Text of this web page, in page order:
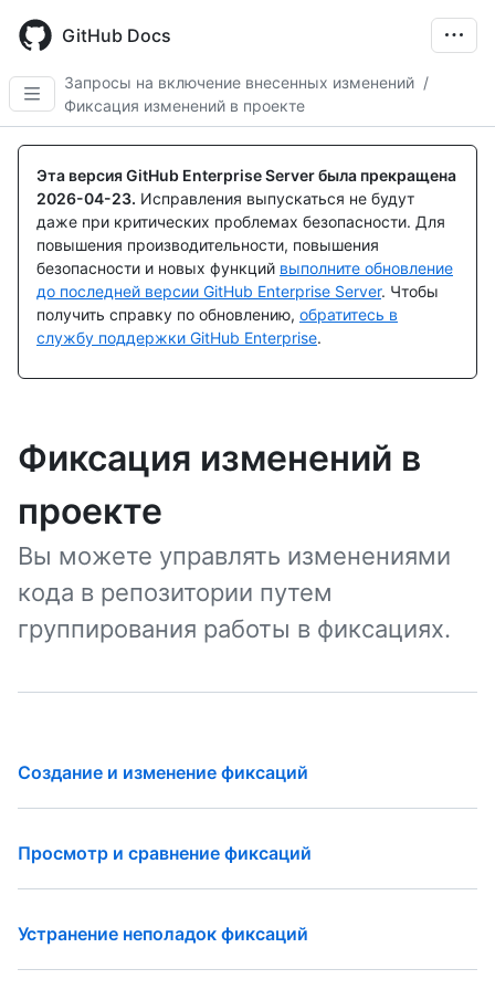
main
content
GitHub Docs
Запросы на включение внесенных изменений /
Фиксация изменений в проекте
Эта версия GitHub Enterprise Server была прекращена
2026-04-23. Исправления выпускаться не будут
даже при критических проблемах безопасности. Для
повышения производительности, повышения
безопасности и новых функций выполните обновление
до последней версии GitHub Enterprise Server. Чтобы
получить справку по обновлению, обратитесь в
службу поддержки GitHub Enterprise.
Фиксация изменений в
проекте
Вы можете управлять изменениями
кода в репозитории путем
группирования работы в фиксациях.
Создание и изменение фиксаций
Просмотр и сравнение фиксаций
Устранение неполадок фиксаций